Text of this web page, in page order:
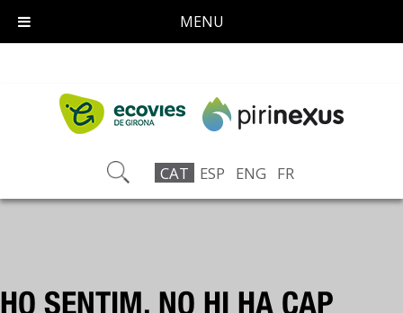
CAT ESP ENG FR
HO SENTIM, NO HI HA CAP
MENU